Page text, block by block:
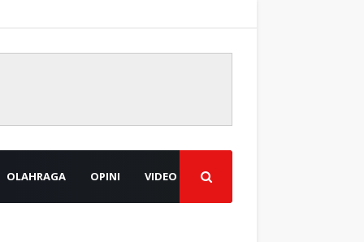
OLAHRAGA OPINI VIDEO